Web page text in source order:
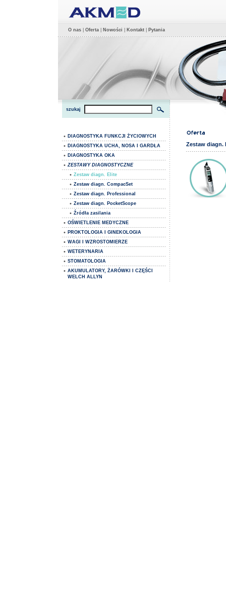
O nas Oferta Nowości Kontakt Pytania
szukaj
• DIAGNOSTYKA FUNKCJI ŻYCIOWYCH
• DIAGNOSTYKA UCHA, NOSA I GARDŁA
• DIAGNOSTYKA OKA
• ZESTAWY DIAGNOSTYCZNE
• Zestaw diagn. Elite
• Zestaw diagn. CompacSet
• Zestaw diagn. Professional
• Zestaw diagn. PocketScope
• Źródła zasilania
• OŚWIETLENIE MEDYCZNE
• PROKTOLOGIA I GINEKOLOGIA
• WAGI I WZROSTOMIERZE
• WETERYNARIA
• STOMATOLOGIA
• AKUMULATORY, ŻARÓWKI I CZĘŚCI
WELCH ALLYN
Zestaw diagn.